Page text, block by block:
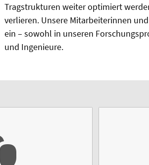
Tragstrukturen weiter optimiert
verlieren. Unsere Mitarbeiterinnen
ein – sowohl in unseren
und Ingenieure.